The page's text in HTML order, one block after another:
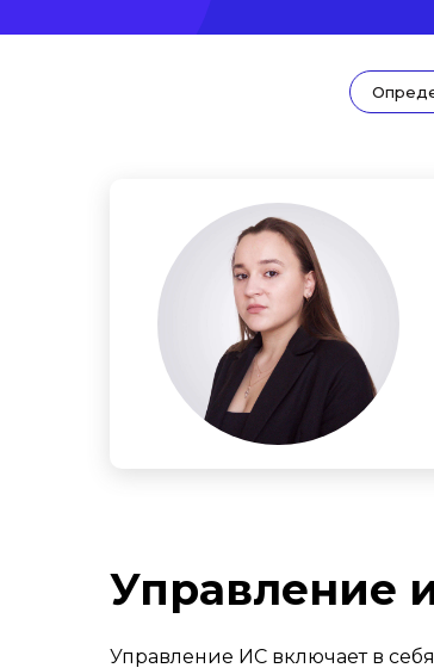
Управление
Управление ИС включает в